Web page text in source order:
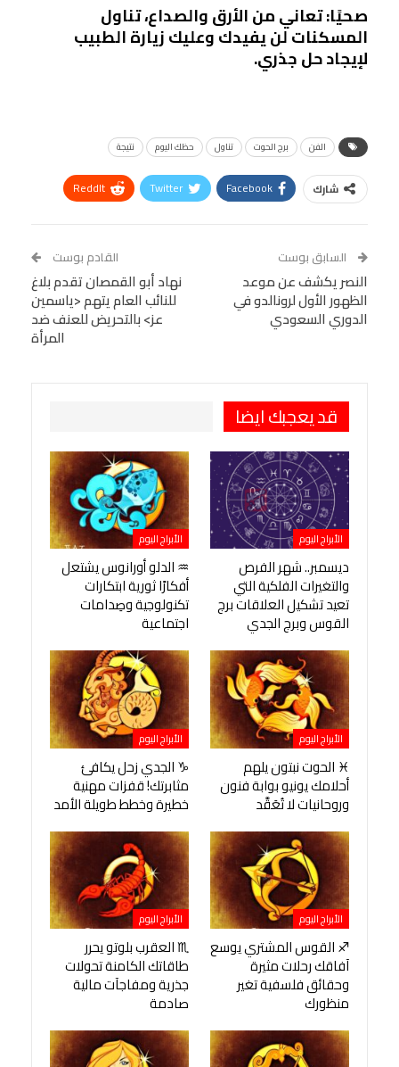
صحيًا: تعاني من الأرق والصداع، تناول
المسكنات لن يفيدك وعليك زيارة الطبيب
لإيجاد حل جذري.
الفن برج الحوت تناول حظك اليوم نتيجة
شارك Facebook
Twitter
ReddIt
Tumblr
البريد الإلكتروني
StumbleUpon
VK
Digg
LINE
BlackBerry
Viber
السابق بوست
النصر يكشف عن موعد
الظهور الأول لرونالدو في
الدوري السعودي
القادم بوست
نهاد أبو القمصان تقدم بلاغ
للنائب العام يتهم <ياسمين
عز> بالتحريض للعنف ضد
المرأة
قد يعجبك ايضا
الأبراج اليوم
ديسمبر.. شهر الفرص
والتغيرات الفلكية التي
تعيد تشكيل العلاقات برج
القوس وبرج الجدي
الأبراج اليوم
♒ الدلو أورانوس يشتعل
أفكارًا ثورية ابتكارات
تكنولوجية وصِدامات
اجتماعية
الأبراج اليوم
♓ الحوت نبتون يلهم
أحلامك يونيو بوابة فنون
وروحانيات لا تُعَقَّد
الأبراج اليوم
♑ الجدي زحل يكافئ
مثابرتك! قفزات مهنية
خطيرة وخطط طويلة الأمد
الأبراج اليوم
♐ القوس المشتري يوسع
آفاقك رحلات مثيرة
وحقائق فلسفية تغير
منظورك
الأبراج اليوم
♏ العقرب بلوتو يحرر
طاقاتك الكامنة تحولات
جذرية ومفاجآت مالية
صادمة